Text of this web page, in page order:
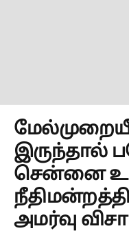
இருந்தால்
சென்னை
அமர்வு